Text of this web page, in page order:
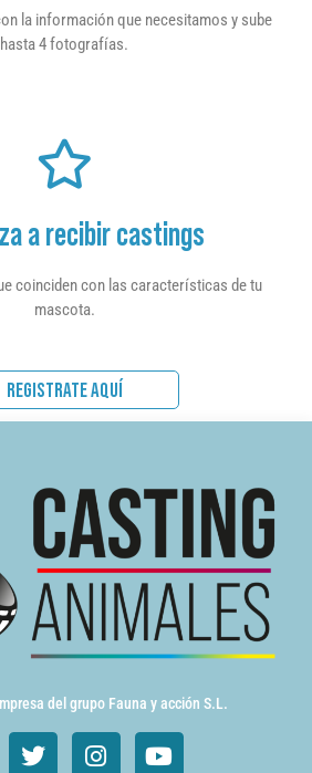
la información que necesitamos y sube
hasta 4 fotografías.
a recibir castings
coinciden con las características de tu
mascota.
REGISTRATE AQUÍ
del grupo Fauna y acción S.L.